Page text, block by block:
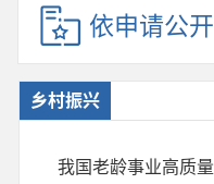
依申请公开
乡村振兴